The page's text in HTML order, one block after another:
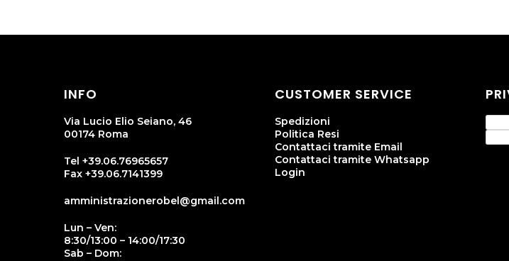
INFO
Via Lucio Elio Seiano, 46
00174 Roma
Tel +39.06.76965657
Fax +39.06.7141399
amministrazionerobel@gmail.com
Lun – Ven:
8:30/13:00 – 14:00/17:30
Sab – Dom:
CUSTOMER SERVICE
Spedizioni
Politica Resi
Contattaci tramite Email
Contattaci tramite Whatsapp
Login